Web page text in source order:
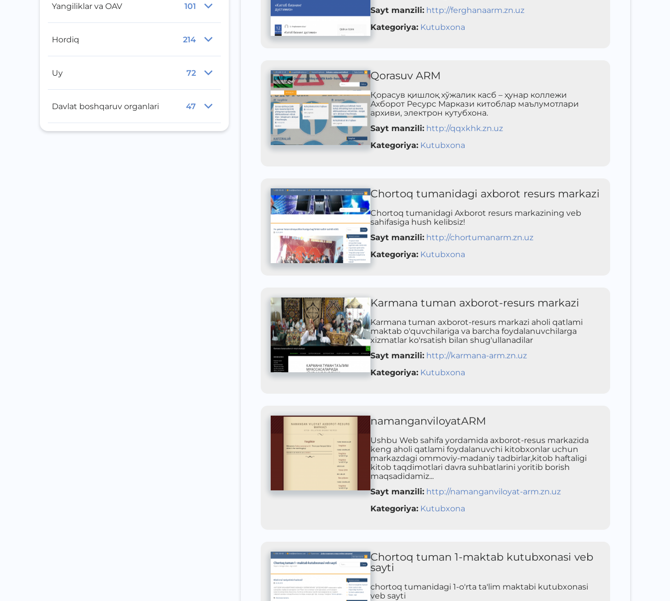
Yangiliklar va OAV 101
Hordiq 214
Uy 72
Davlat boshqaruv organlari 47
Sayt manzili: http://ferghanaarm.zn.uz
Kategoriya: Kutubxona
Qorasuv ARM
Қорасув қишлоқ хўжалик касб – ҳунар коллежи
Ахборот Ресурс Маркази китоблар маълумотлари
архиви, электрон кутубхона.
Sayt manzili: http://qqxkhk.zn.uz
Kategoriya: Kutubxona
Chortoq tumanidagi axborot resurs markazi
Chortoq tumanidagi Axborot resurs markazining veb
sahifasiga hush kelibsiz!
Sayt manzili: http://chortumanarm.zn.uz
Kategoriya: Kutubxona
Karmana tuman axborot-resurs markazi
Karmana tuman axborot-resurs markazi aholi qatlami
maktab o'quvchilariga va barcha foydalanuvchilarga
xizmatlar ko'rsatish bilan shug'ullanadilar
Sayt manzili: http://karmana-arm.zn.uz
Kategoriya: Kutubxona
namanganviloyatARM
Ushbu Web sahifa yordamida axborot-resus markazida
keng aholi qatlami foydalanuvchi kitobxonlar uchun
markazdagi ommoviy-madaniy tadbirlar,kitob haftaligi
kitob taqdimotlari davra suhbatlarini yoritib borish
maqsadidamiz...
Sayt manzili: http://namanganviloyat-arm.zn.uz
Kategoriya: Kutubxona
Chortoq tuman 1-maktab kutubxonasi veb
sayti
chortoq tumanidagi 1-o'rta ta'lim maktabi kutubxonasi
veb sayti